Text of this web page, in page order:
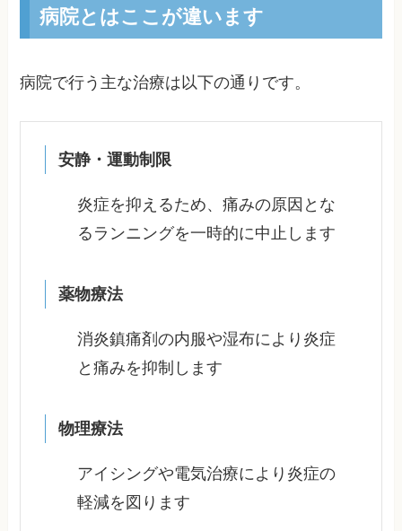
病院とはここが違います
病院で行う主な治療は以下の通りです。
安静・運動制限
炎症を抑えるため、痛みの原因とな
るランニングを一時的に中止します
薬物療法
消炎鎮痛剤の内服や湿布により炎症
と痛みを抑制します
物理療法
アイシングや電気治療により炎症の
軽減を図ります